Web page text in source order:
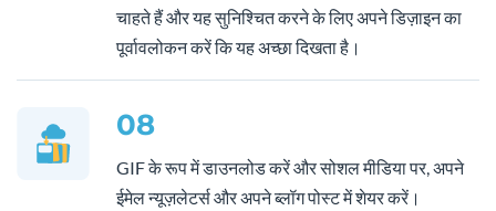
चाहते हैं और यह सुनिश्चित करने के लिए अपने डिज़ाइन का
पूर्वावलोकन करें कि यह अच्छा दिखता है।
08
GIF के रूप में डाउनलोड करें और सोशल मीडिया पर, अपने
ईमेल न्यूज़लेटर्स और अपने ब्लॉग पोस्ट में शेयर करें।